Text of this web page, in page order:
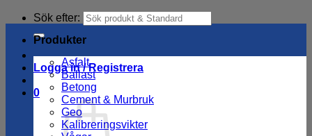
Sök efter:
Logga in / Registrera
0
Produkter
Asfalt
Ballast
Betong
Cement & Murbruk
Geo
Kalibreringsvikter